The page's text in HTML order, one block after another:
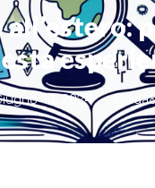
all’estero:
10, 2024